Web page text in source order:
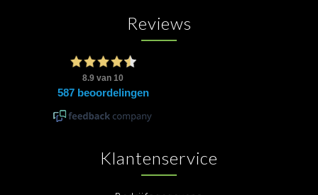
Reviews
Klantenservice